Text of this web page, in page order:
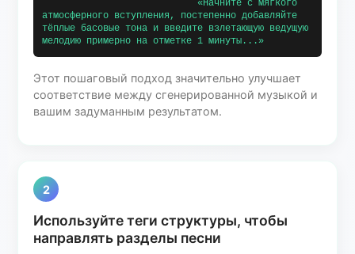
                            «Начните с мягкого
атмосферного вступления, постепенно добавляйте
тёплые басовые тона и введите взлетающую ведущую
Этот пошаговый подход значительно улучшает
соответствие между сгенерированной музыкой и
вашим задуманным результатом.
2
Используйте теги структуры, чтобы
направлять разделы песни